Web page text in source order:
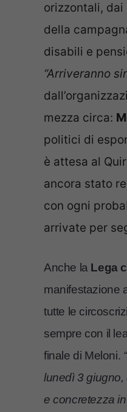
orizzontali,
della
disabili e
“Arriveranno
mezza circa:
politici di
è attesa al
ancora stato
con ogni
arrivate per
Anche la Lega
manifestazione
tutte le
sempre con il
finale di Meloni.
lunedì 3 giugno,
e concretezza